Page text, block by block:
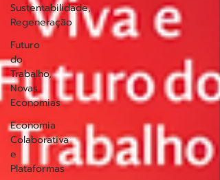
Sustentabilidade,
Regeneração
Futuro
do
Trabalho,
Novas
Economias
Economia
Colaborativa
e
Plataformas